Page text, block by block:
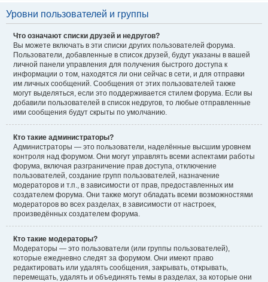
Уровни пользователей и группы
Что означают списки друзей и недругов?
Вы можете включать в эти списки других пользователей форума.
Пользователи, добавленные в список друзей, будут указаны в вашей
личной панели управления для получения быстрого доступа к
информации о том, находятся ли они сейчас в сети, и для отправки
им личных сообщений. Сообщения от этих пользователей также
могут выделяться, если это поддерживается стилем форума. Если вы
добавили пользователей в список недругов, то любые отправленные
ими сообщения будут скрыты по умолчанию.
Кто такие администраторы?
Администраторы — это пользователи, наделённые высшим уровнем
контроля над форумом. Они могут управлять всеми аспектами работы
форума, включая разграничение прав доступа, отключение
пользователей, создание групп пользователей, назначение
модераторов и т.п., в зависимости от прав, предоставленных им
создателем форума. Они также могут обладать всеми возможностями
модераторов во всех разделах, в зависимости от настроек,
произведённых создателем форума.
Кто такие модераторы?
Модераторы — это пользователи (или группы пользователей),
которые ежедневно следят за форумом. Они имеют право
редактировать или удалять сообщения, закрывать, открывать,
перемещать, удалять и объединять темы в разделах, за которые они